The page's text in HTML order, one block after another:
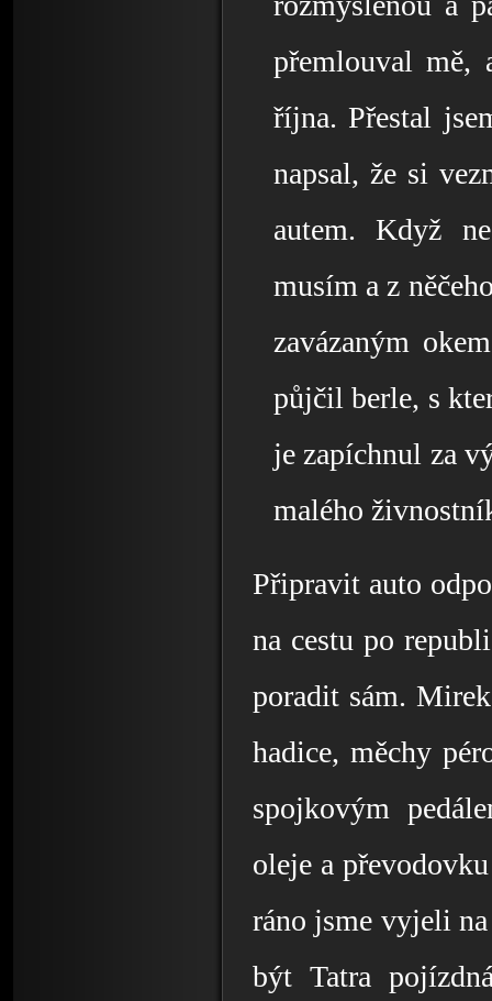
přemlouval
října. Přestal
napsal, že si
autem. Když
musím a z
zavázaným
půjčil berle, s
je zapíchnul za
malého
Připravit auto
na cestu po
poradit sám.
hadice, měchy
spojkovým
oleje a
ráno jsme vyjeli na
být Tatra